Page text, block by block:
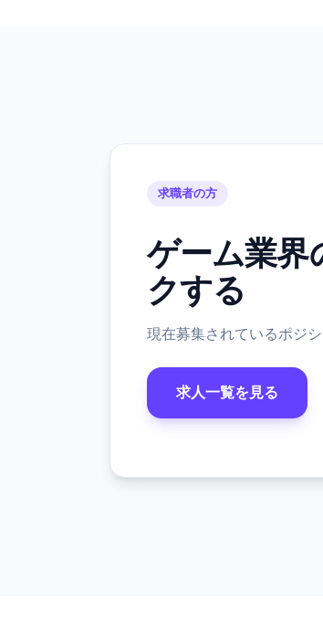
求職者の方
ゲーム業界
クする
現在募集されているポジ
求人一覧を見る